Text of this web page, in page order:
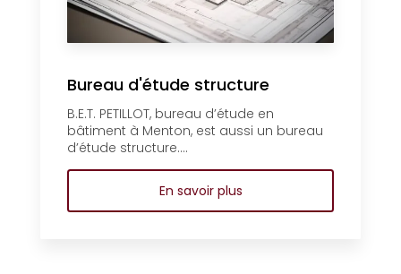
Bureau d'étude structure
B.E.T. PETILLOT, bureau d’étude en
bâtiment à Menton, est aussi un bureau
d’étude structure....
En savoir plus